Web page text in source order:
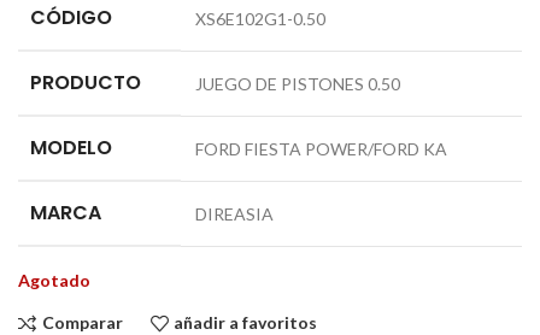
CÓDIGO XS6E102G1-0.50
PRODUCTO JUEGO DE PISTONES 0.50
MODELO FORD FIESTA POWER/FORD KA
MARCA DIREASIA
Agotado
Comparar añadir a favoritos